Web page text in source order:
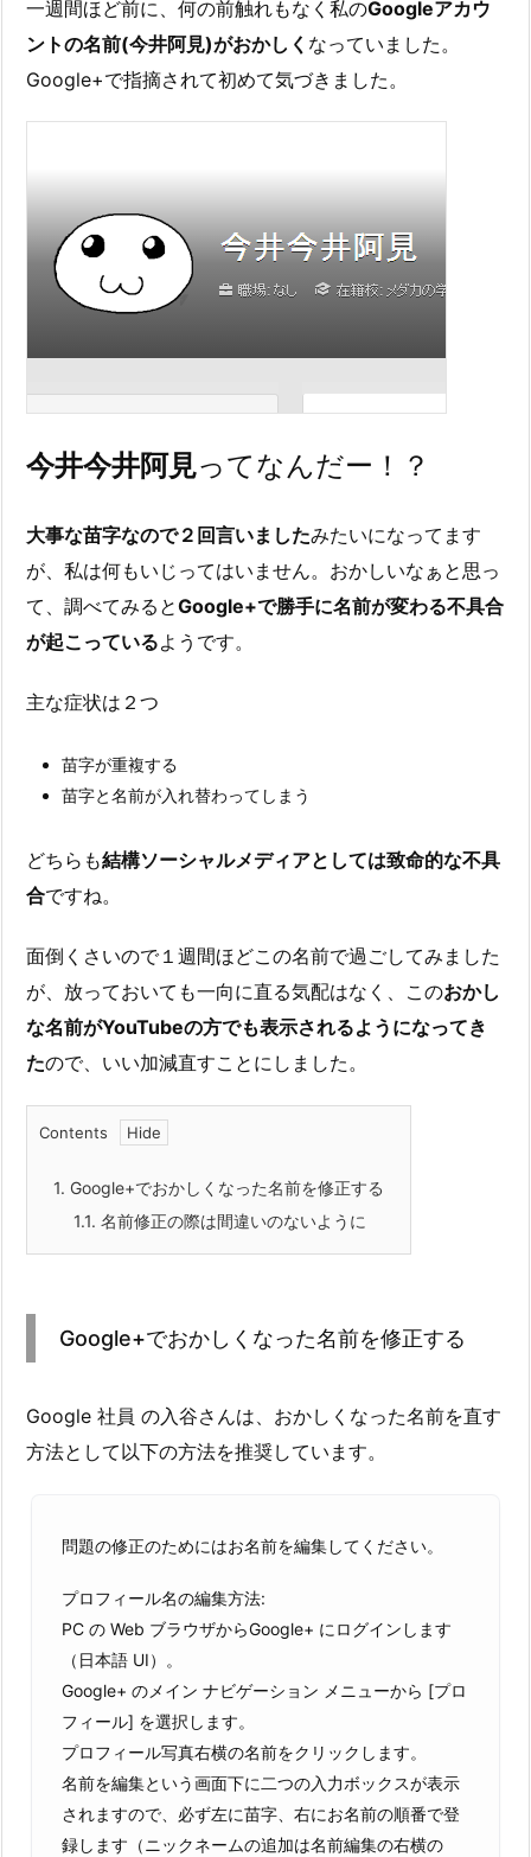
一週間ほど前に、何の前触れもなく私のGoogleアカウ
ントの名前(今井阿見)がおかしく なっていました。
Google+で指摘されて初めて気づきました。
今井今井阿見ってなんだー！？
大事な苗字なので２回言いましたみたいになってます
が、私は何もいじってはいません。おかしいなぁと思っ
て、調べてみるとGoogle+で勝手に名前が変わる不具合
が起こっているようです。
主な症状は２つ
苗字が重複する
苗字と名前が入れ替わってしまう
どちらも結構ソーシャルメディアとしては致命的な不具
合ですね。
面倒くさいので１週間ほどこの名前で過ごしてみました
が、放っておいても一向に直る気配はなく、このおかし
な名前がYouTubeの方でも表示されるようになってき
たので、いい加減直すことにしました。
Contents
1. Google+でおかしくなった名前を修正する
1.1. 名前修正の際は間違いのないように
Google+でおかしくなった名前を修正する
Google 社員 の入谷さんは、おかしくなった名前を直す
方法として以下の方法を推奨しています。
問題の修正のためにはお名前を編集してください。
プロフィール名の編集方法:
PC の Web ブラウザからGoogle+ にログインします
（日本語 UI）。
Google+ のメイン ナビゲーション メニューから [プロ
フィール] を選択します。
プロフィール写真右横の名前をクリックします。
名前を編集という画面下に二つの入力ボックスが表示
されますので、必ず左に苗字、右にお名前の順番で登
録します（ニックネームの追加は名前編集の右横の